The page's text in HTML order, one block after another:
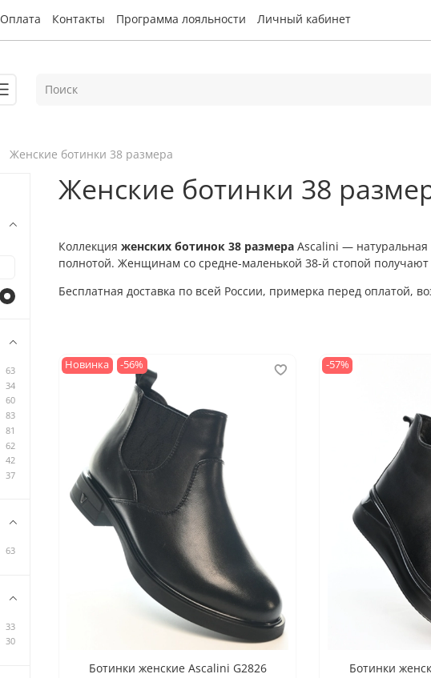
Оплата Контакты Программа лояльности Личный кабинет
Женские ботинки 38 размера
Женские ботинки 38
Коллекция женских ботинок 38 размераAscalini — натуральная
полнотой. Женщинам со средне-маленькой 38-й стопой
Бесплатная доставка по всей России, примерка перед оплатой,
Новинка -56%
Ботинки женские Ascalini G2826
-57%
Ботинки
63
34
60
83
81
62
42
37
63
33
30